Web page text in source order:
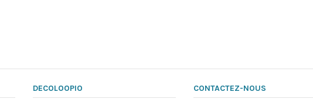
DECOLOOPIO CONTACTEZ-NOUS